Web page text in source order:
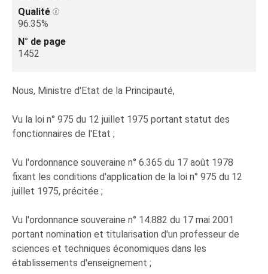
Qualité
96.35%
N° de page
1452
Nous, Ministre d'Etat de la Principauté,
Vu la loi n° 975 du 12 juillet 1975 portant statut des
fonctionnaires de l'Etat ;
Vu l'ordonnance souveraine n° 6.365 du 17 août 1978
fixant les conditions d'application de la loi n° 975 du 12
juillet 1975, précitée ;
Vu l'ordonnance souveraine n° 14.882 du 17 mai 2001
portant nomination et titularisation d'un professeur de
sciences et techniques économiques dans les
établissements d'enseignement ;